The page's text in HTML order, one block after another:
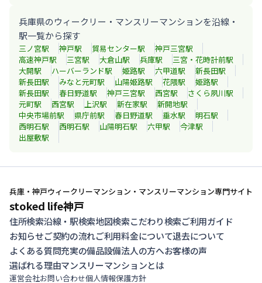
兵庫県のウィークリー・マンスリーマンションを沿線・
駅一覧から探す
三ノ宮駅 神戸駅 貿易センター駅 神戸三宮駅
高速神戸駅 三宮駅 大倉山駅 兵庫駅 三宮・花時計前駅
大開駅 ハーバーランド駅 姫路駅 六甲道駅 新長田駅
新長田駅 みなと元町駅 山陽姫路駅 花隈駅 姫路駅
新長田駅 春日野道駅 神戸三宮駅 西宮駅 さくら夙川駅
元町駅 西宮駅 上沢駅 新在家駅 新開地駅
中央市場前駅 県庁前駅 春日野道駅 垂水駅 明石駅
西明石駅 西明石駅 山陽明石駅 六甲駅 今津駅
出屋敷駅
兵庫・神戸ウィークリーマンション・マンスリーマンション専門サイト
stoked life神戸
住所検索沿線・駅検索地図検索こだわり検索ご利用ガイド
お知らせご契約の流れご利用料金について退去について
よくある質問充実の備品設備法人の方へお客様の声
選ばれる理由マンスリーマンションとは
運営会社お問い合わせ個人情報保護方針